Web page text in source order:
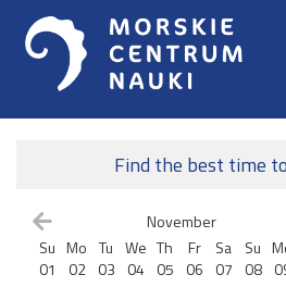
Find the best time
November
Su
01
Mo
02
Tu
03
We
04
Th
05
Fr
06
Sa
07
Su
08